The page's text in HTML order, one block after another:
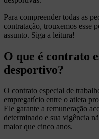
Para compreender todas as
contratação, trouxemos esse
assunto. Siga a leitura!
O que é contrato
desportivo?
O contrato especial de
empregatício entre o atleta
Ele garante a remuneração
determinado e sua vigência
maior que cinco anos.